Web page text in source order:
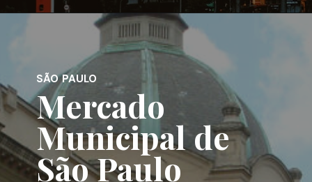
SÃO PAULO
Mercado
Municipal de
São Paulo